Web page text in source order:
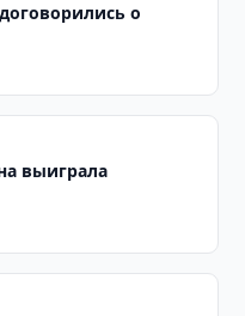
о
выиграла